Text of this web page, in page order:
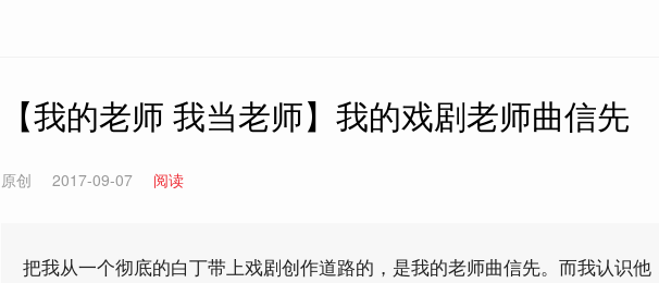
【我的老师 我当老师】我的戏剧老师曲信先
原创 2017-09-07 阅读
把我从一个彻底的白丁带上戏剧创作道路的，是我的老师曲信先。而我认识他